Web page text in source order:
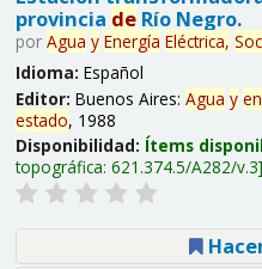
provincia deRío Negro.
por Agua y Energía Eléctrica,
Idioma: Español
Editor: Buenos Aires: Agua y
estado, 1988
Disponibilidad: Ítems
topográfica: 621.374.5/A282/v.3